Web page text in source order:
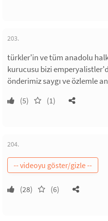
203.
türkler'in ve tüm anadolu
kurucusu bizi
önderimiz saygı ve özlemle
(5) (1)
204.
(28) (6)